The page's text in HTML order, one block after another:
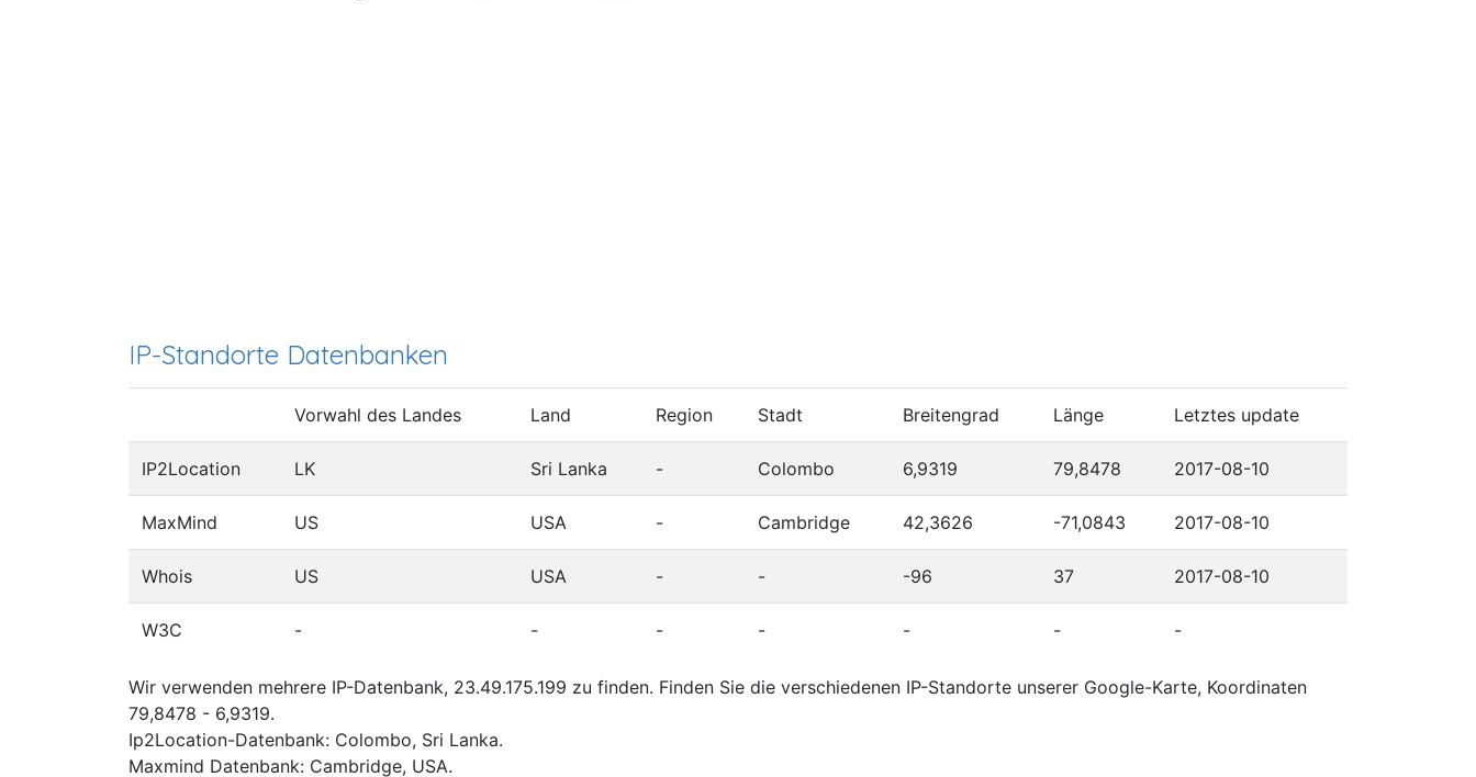
IP-Standorte Datenbanken
Vorwahl des Landes Land Region Stadt Breitengrad Länge Letztes update
IP2Location LK Sri Lanka - Colombo 6,9319 79,8478 2017-08-10
MaxMind US USA - Cambridge 42,3626 -71,0843 2017-08-10
Whois US USA - - -96 37 2017-08-10
W3C - - - - - - -
Wir verwenden mehrere IP-Datenbank, 23.49.175.199 zu finden. Finden Sie die verschiedenen IP-Standorte unserer Google-Karte, Koordinaten
79,8478 - 6,9319.
Ip2Location-Datenbank: Colombo, Sri Lanka.
Maxmind Datenbank: Cambridge, USA.